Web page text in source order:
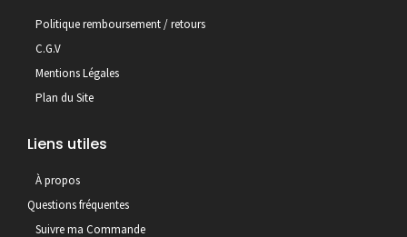
Politique remboursement / retours
C.G.V
Mentions Légales
Plan du Site
Liens utiles
À propos
Questions fréquentes
Suivre ma Commande